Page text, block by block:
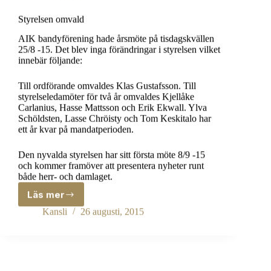
Styrelsen omvald
AIK bandyförening hade årsmöte på tisdagskvällen
25/8 -15. Det blev inga förändringar i styrelsen vilket
innebär följande:
Till ordförande omvaldes Klas Gustafsson. Till
styrelseledamöter för två år omvaldes Kjellåke
Carlanius, Hasse Mattsson och Erik Ekwall. Ylva
Schöldsten, Lasse Chröisty och Tom Keskitalo har
ett år kvar på mandatperioden.
Den nyvalda styrelsen har sitt första möte 8/9 -15
och kommer framöver att presentera nyheter runt
både herr- och damlaget.
Läs merStyrelsen
omvald
Kansli 26 augusti, 2015